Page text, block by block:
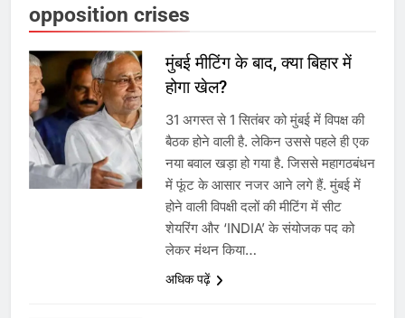
opposition crises
मुंबई मीटिंग के बाद, क्या बिहार में
होगा खेल?
31 अगस्त से 1 सितंबर को मुंबई में विपक्ष की
बैठक होने वाली है. लेकिन उससे पहले ही एक
नया बवाल खड़ा हो गया है. जिससे महागठबंधन
में फूंट के आसार नजर आने लगे हैं. मुंबई में
होने वाली विपक्षी दलों की मीटिंग में सीट
शेयरिंग और ‘INDIA’ के संयोजक पद को
लेकर मंथन किया…
अधिक पढ़ें
राम की नगरी अयोध्या में आने वाले भक्तों
का स्वागत करेगा लक्ष्मण द्वार
उत्तर प्रदेश में गांवों में बढ़ेंगी सुविधाएं: 67%
बढ़ा पंचायतों का बजट